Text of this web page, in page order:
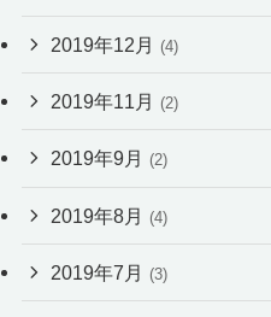
2019年12月 (4)
2019年11月 (2)
2019年9月 (2)
2019年8月 (4)
2019年7月 (3)